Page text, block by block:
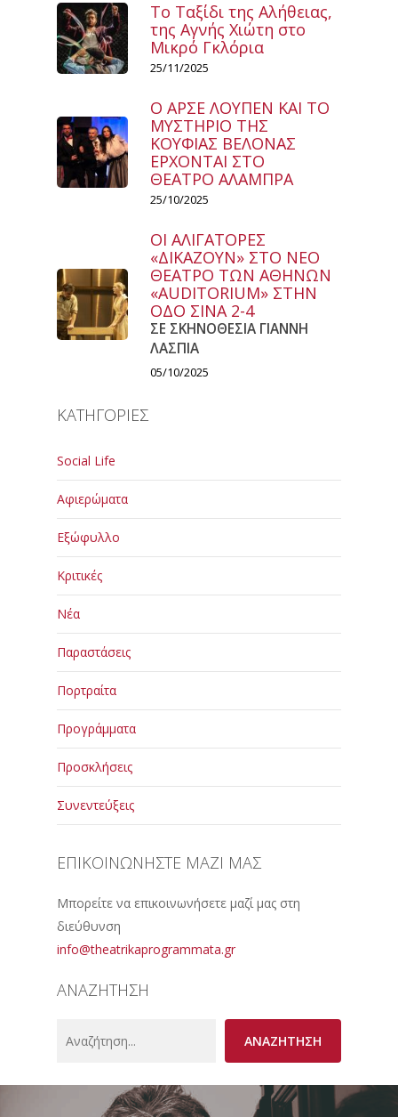
Το Ταξίδι της Αλήθειας,
της Αγνής Χιώτη στο
Μικρό Γκλόρια
25/11/2025
Ο ΑΡΣΕ ΛΟΥΠΕΝ ΚΑΙ ΤΟ
ΜΥΣΤΗΡΙΟ ΤΗΣ
ΚΟΥΦΙΑΣ ΒΕΛΟΝΑΣ
ΕΡΧΟΝΤΑΙ ΣΤΟ
ΘΕΑΤΡΟ ΑΛΑΜΠΡΑ
25/10/2025
ΟΙ ΑΛΙΓΑΤΟΡΕΣ
«ΔΙΚΑΖΟΥΝ» ΣΤΟ ΝΕΟ
ΘΕΑΤΡΟ ΤΩΝ ΑΘΗΝΩΝ
«AUDITORIUM» ΣΤΗΝ
ΟΔΟ ΣΙΝΑ 2-4
ΣΕ ΣΚΗΝΟΘΕΣΙΑ ΓΙΑΝΝΗ
ΛΑΣΠΙΑ
05/10/2025
ΚΑΤΗΓΟΡΙΕΣ
Social Life
Αφιερώματα
Εξώφυλλο
Κριτικές
Νέα
Παραστάσεις
Πορτραίτα
Προγράμματα
Προσκλήσεις
Συνεντεύξεις
ΕΠΙΚΟΙΝΩΝΗΣΤΕ ΜΑΖΙ ΜΑΣ
Μπορείτε να επικοινωνήσετε μαζί μας στη
διεύθυνση
info@theatrikaprogrammata.gr
ΑΝΑΖΗΤΗΣΗ
ΑΝΑΖΗΤΗΣΗ